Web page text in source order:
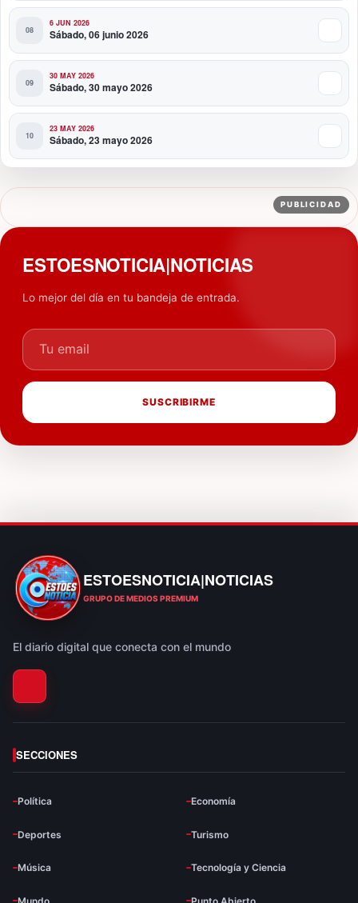
6 JUN 2026
Sábado, 06 junio 2026
30 MAY 2026
Sábado, 30 mayo 2026
23 MAY 2026
Sábado, 23 mayo 2026
PUBLICIDAD
ESTOESNOTICIA|NOTICIAS
Lo mejor del día en tu bandeja de entrada.
Tu email
SUSCRIBIRME
ESTOESNOTICIA|NOTICIAS
ESTOESNOTICIA|NOTICIAS
GRUPO DE MEDIOS PREMIUM
El diario digital que conecta con el mundo
SECCIONES
Política Economía
Deportes Turismo
Música Tecnología y Ciencia